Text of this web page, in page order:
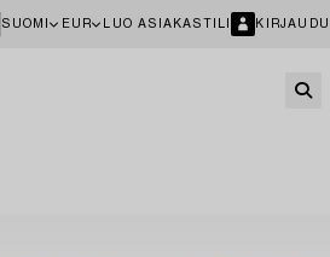
SUOMI EUR LUO ASIAKASTILI KIRJAUDU